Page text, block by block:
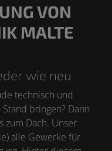
VON
MALTE
wie neu
technisch und
bringen? Dann
zum Dach. Unser
alle Gewerke für